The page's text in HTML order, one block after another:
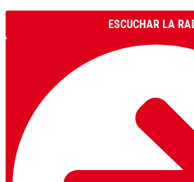
ESCUCHAR LA